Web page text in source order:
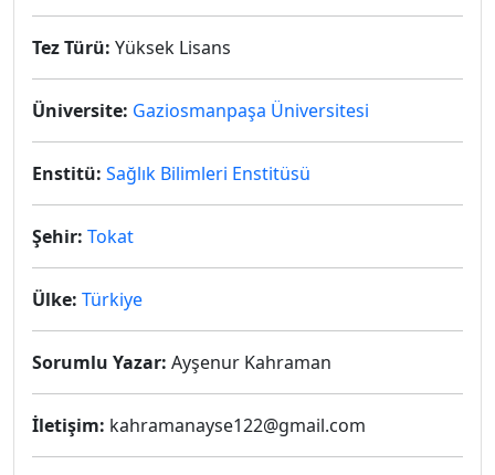
Tez Türü: Yüksek Lisans
Üniversite: Gaziosmanpaşa Üniversitesi
Enstitü: Sağlık Bilimleri Enstitüsü
Şehir: Tokat
Ülke: Türkiye
Sorumlu Yazar: Ayşenur Kahraman
İletişim: kahramanayse122@gmail.com